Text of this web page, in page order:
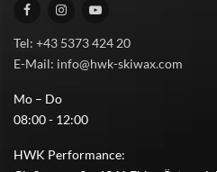
Tel: +43 5373 424 20
E-Mail: info@hwk-skiwax.com
Mo – Do
08:00 - 12:00
HWK Performance: